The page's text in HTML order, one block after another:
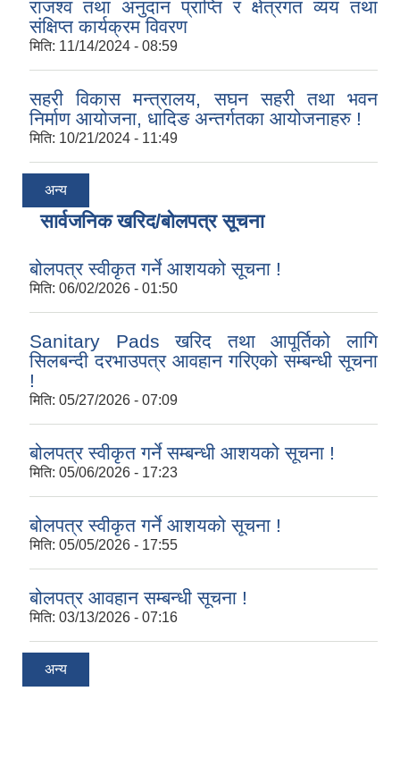
राजश्व तथा अनुदान प्राप्ति र क्षेत्रगत व्यय तथा
संक्षिप्त कार्यक्रम विवरण
मिति: 11/14/2024 - 08:59
सहरी विकास मन्त्रालय, सघन सहरी तथा भवन
निर्माण आयोजना, धादिङ अन्तर्गतका आयोजनाहरु !
मिति: 10/21/2024 - 11:49
अन्य
सार्वजनिक खरिद/बोलपत्र सूचना
बोलपत्र स्वीकृत गर्ने आशयको सूचना !
मिति: 06/02/2026 - 01:50
Sanitary Pads खरिद तथा आपूर्तिको लागि
सिलबन्दी दरभाउपत्र आवहान गरिएको सम्बन्धी सूचना
!
मिति: 05/27/2026 - 07:09
बोलपत्र स्वीकृत गर्ने सम्बन्धी आशयको सूचना !
मिति: 05/06/2026 - 17:23
बोलपत्र स्वीकृत गर्ने आशयको सूचना !
मिति: 05/05/2026 - 17:55
बोलपत्र आवहान सम्बन्धी सूचना !
मिति: 03/13/2026 - 07:16
अन्य